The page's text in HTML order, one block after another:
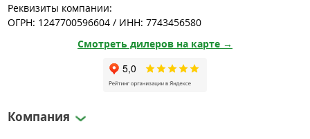
Реквизиты компании:
ОГРН: 1247700596604 / ИНН: 7743456580
Смотреть дилеров на карте →
Компания